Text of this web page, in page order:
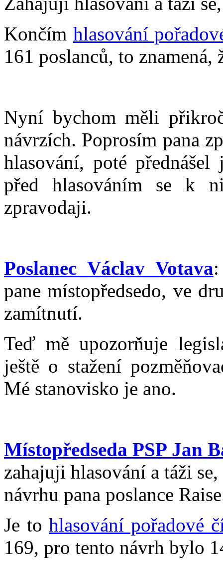
Končím hlasování
161 poslanců, to
Nyní bychom měli
návrzích. Poprosím pana
hlasování, poté
před hlasováním se k
zpravodaji.
Poslanec Václav Votava
pane místopředsedo, ve
zamítnutí.
Teď mě upozorňuje
ještě o stažení
Mé stanovisko je ano.
Místopředseda PSP Jan
zahajuji hlasování a táži
návrhu pana poslance
Je tohlasování pořadové
169, pro tento návrh bylo